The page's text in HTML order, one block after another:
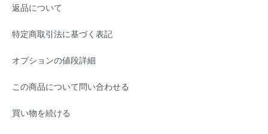
返品について
特定商取引法に基づく表記
オプションの値段詳細
この商品について問い合わせる
買い物を続ける